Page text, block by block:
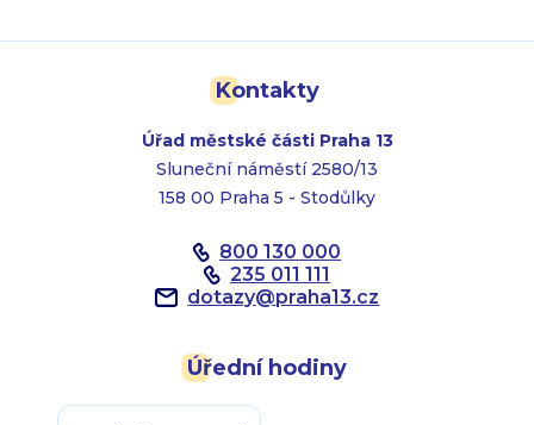
Kontakty
Úřad městské části Praha 13
Sluneční náměstí 2580/13
158 00 Praha 5 - Stodůlky
800 130 000
235 011 111
dotazy@praha13.cz
Úřední hodiny